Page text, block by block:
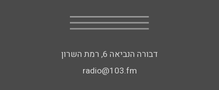
דבורה הנביאה 6, רמת השרון
radio@103.fm